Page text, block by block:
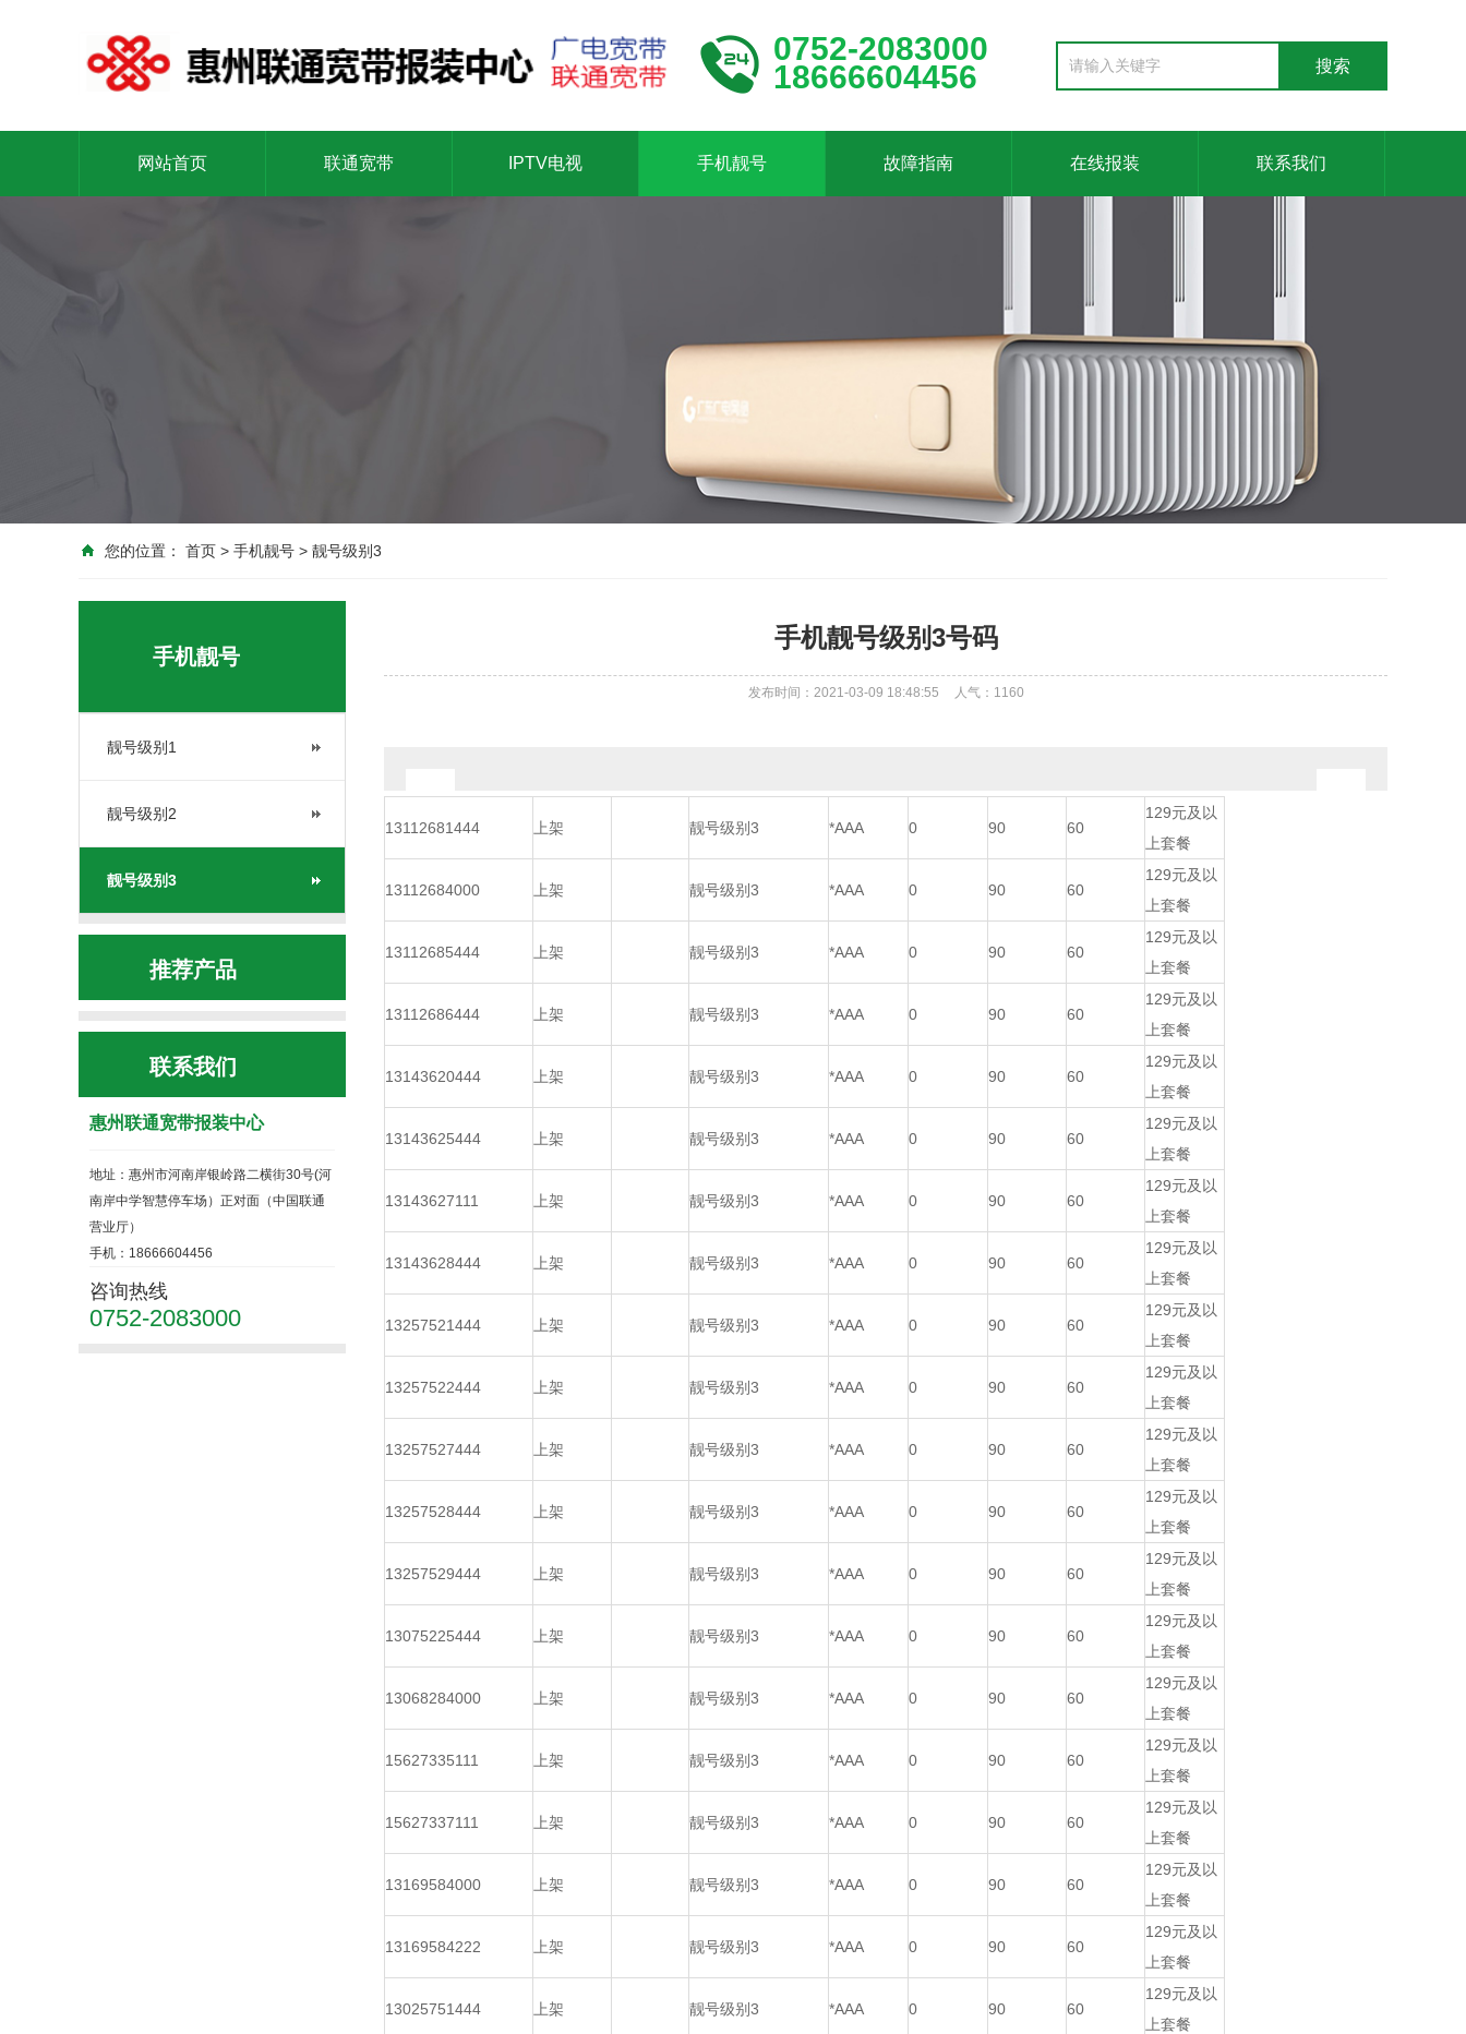
0752-2083000
18666604456
网站首页 联通宽带 IPTV电视 手机靓号 故障指南 在线报装 联系我们
您的位置： 首页 > 手机靓号 > 靓号级别3
手机靓号
靓号级别1
靓号级别2
靓号级别3
推荐产品
联系我们
惠州联通宽带报装中心
地址：惠州市河南岸银岭路二横街30号(河
南岸中学智慧停车场）正对面（中国联通
营业厅）
手机：18666604456
咨询热线
0752-2083000
手机靓号级别3号码
发布时间：2021-03-09 18:48:55 人气： 1160
13112681444 上架 靓号级别3 *AAA 0 90 60
129元及以
上套餐
13112684000 上架 靓号级别3 *AAA 0 90 60
129元及以
上套餐
13112685444 上架 靓号级别3 *AAA 0 90 60
129元及以
上套餐
13112686444 上架 靓号级别3 *AAA 0 90 60
129元及以
上套餐
13143620444 上架 靓号级别3 *AAA 0 90 60
129元及以
上套餐
13143625444 上架 靓号级别3 *AAA 0 90 60
129元及以
上套餐
13143627111 上架 靓号级别3 *AAA 0 90 60
129元及以
上套餐
13143628444 上架 靓号级别3 *AAA 0 90 60
129元及以
上套餐
13257521444 上架 靓号级别3 *AAA 0 90 60
129元及以
上套餐
13257522444 上架 靓号级别3 *AAA 0 90 60
129元及以
上套餐
13257527444 上架 靓号级别3 *AAA 0 90 60
129元及以
上套餐
13257528444 上架 靓号级别3 *AAA 0 90 60
129元及以
上套餐
13257529444 上架 靓号级别3 *AAA 0 90 60
129元及以
上套餐
13075225444 上架 靓号级别3 *AAA 0 90 60
129元及以
上套餐
13068284000 上架 靓号级别3 *AAA 0 90 60
129元及以
上套餐
15627335111 上架 靓号级别3 *AAA 0 90 60
129元及以
上套餐
15627337111 上架 靓号级别3 *AAA 0 90 60
129元及以
上套餐
13169584000 上架 靓号级别3 *AAA 0 90 60
129元及以
上套餐
13169584222 上架 靓号级别3 *AAA 0 90 60
129元及以
上套餐
13025751444 上架 靓号级别3 *AAA 0 90 60
129元及以
上套餐